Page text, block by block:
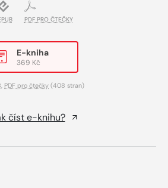
PDF PRO ČTEČKY
E-kniha
369 Kč
, PDF pro čtečky (408 stran)
číst e-knihu?